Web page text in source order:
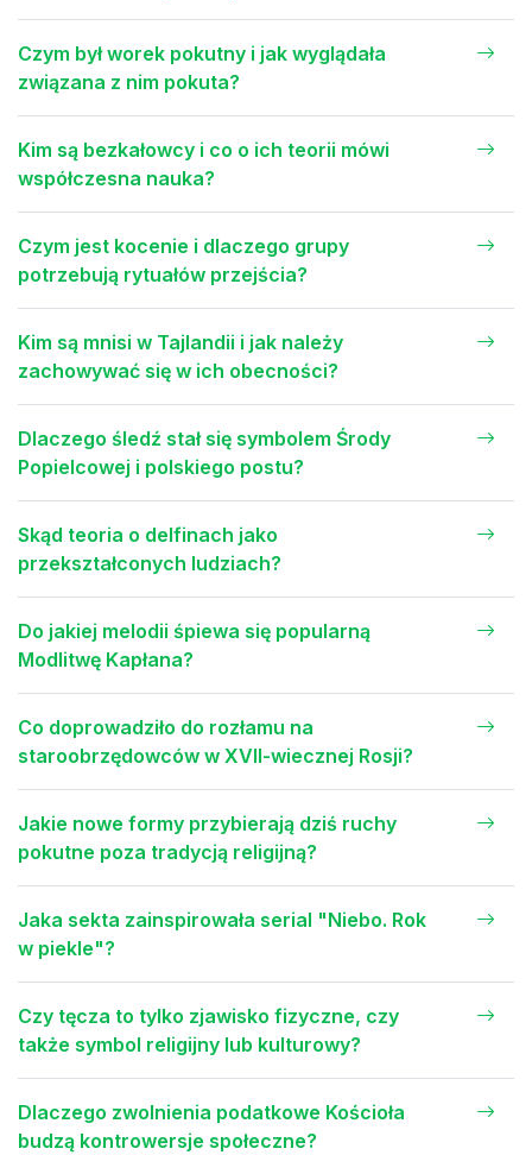
Czym był worek pokutny i jak wyglądała
związana z nim pokuta?
Kim są bezkałowcy i co o ich teorii mówi
współczesna nauka?
Czym jest kocenie i dlaczego grupy
potrzebują rytuałów przejścia?
Kim są mnisi w Tajlandii i jak należy
zachowywać się w ich obecności?
Dlaczego śledź stał się symbolem Środy
Popielcowej i polskiego postu?
Skąd teoria o delfinach jako
przekształconych ludziach?
Do jakiej melodii śpiewa się popularną
Modlitwę Kapłana?
Co doprowadziło do rozłamu na
staroobrzędowców w XVII-wiecznej Rosji?
Jakie nowe formy przybierają dziś ruchy
pokutne poza tradycją religijną?
Jaka sekta zainspirowała serial "Niebo. Rok
w piekle"?
Czy tęcza to tylko zjawisko fizyczne, czy
także symbol religijny lub kulturowy?
Dlaczego zwolnienia podatkowe Kościoła
budzą kontrowersje społeczne?